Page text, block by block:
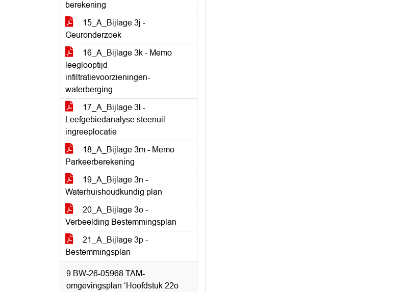
berekening
15_A_Bijlage 3j -
Geuronderzoek
16_A_Bijlage 3k - Memo
leeglooptijd
infiltratievoorzieningen-
waterberging
17_A_Bijlage 3l -
Leefgebiedanalyse steenuil
ingreeplocatie
18_A_Bijlage 3m - Memo
Parkeerberekening
19_A_Bijlage 3n -
Waterhuishoudkundig plan
20_A_Bijlage 3o -
Verbeelding Bestemmingsplan
21_A_Bijlage 3p -
Bestemmingsplan
9 BW-26-05968 TAM-
omgevingsplan ‘Hoofdstuk 22o